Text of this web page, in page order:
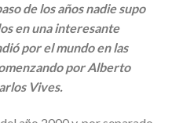
de los años nadie supo
en una interesante
por el mundo en las
por Alberto
Vives.